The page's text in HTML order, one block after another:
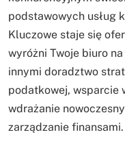
podstawowych usług
Kluczowe staje się
wyróżni Twoje biuro
innymi doradztwo
podatkowej, wsparcie
wdrażanie
zarządzanie finansami.